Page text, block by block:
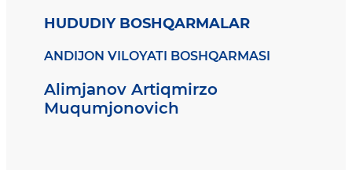
HUDUDIY BOSHQARMALAR
ANDIJON VILOYATI BOSHQARMASI
Alimjanov Artiqmirzo
Muqumjonovich